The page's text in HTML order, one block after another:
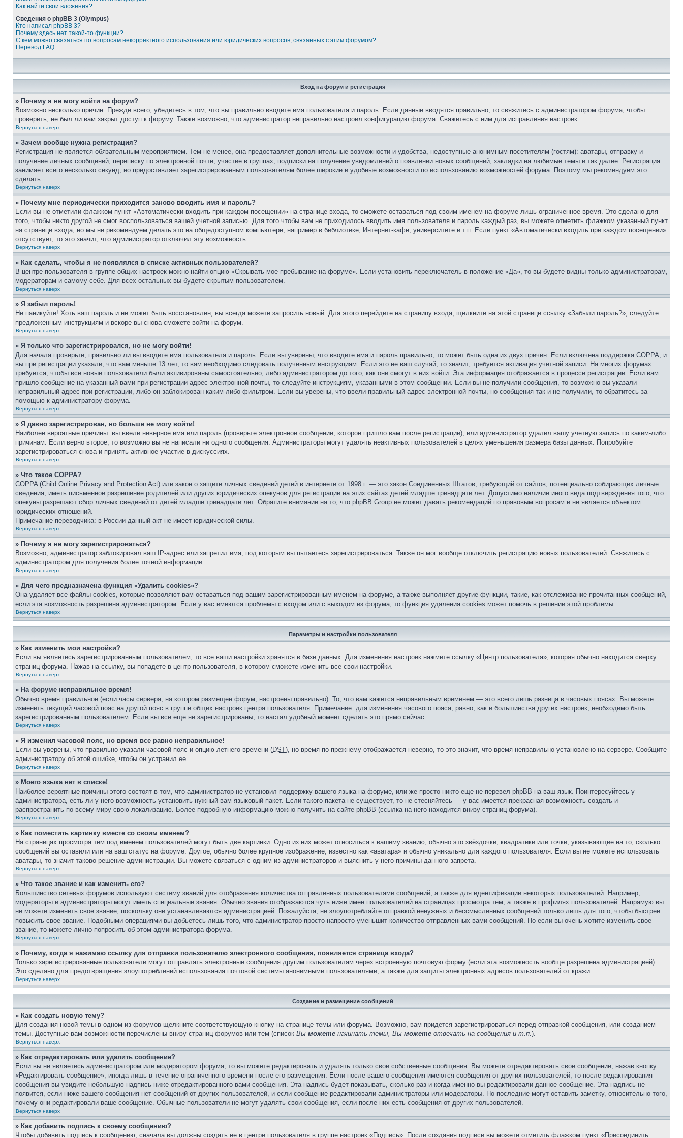
Как найти свои вложения?
Сведения о phpBB 3 (Olympus)
Кто написал phpBB 3?
Почему здесь нет такой-то функции?
С кем можно связаться по вопросам некорректного использования или юридических вопросов, связанных с этим форумом?
Перевод FAQ
Вход на форум и регистрация
» Почему я не могу войти на форум?
Возможно несколько причин. Прежде всего, убедитесь в том, что вы правильно вводите имя пользователя и пароль. Если данные вводятся правильно, то свяжитесь с администратором форума, чтобы
проверить, не был ли вам закрыт доступ к форуму. Также возможно, что администратор неправильно настроил конфигурацию форума. Свяжитесь с ним для исправления настроек.
Вернуться наверх
» Зачем вообще нужна регистрация?
Регистрация не является обязательным мероприятием. Тем не менее, она предоставляет дополнительные возможности и удобства, недоступные анонимным посетителям (гостям): аватары, отправку и
получение личных сообщений, переписку по электронной почте, участие в группах, подписки на получение уведомлений о появлении новых сообщений, закладки на любимые темы и так далее. Регистрация
занимает всего несколько секунд, но предоставляет зарегистрированным пользователям более широкие и удобные возможности по использованию возможностей форума. Поэтому мы рекомендуем это
сделать.
Вернуться наверх
» Почему мне периодически приходится заново вводить имя и пароль?
Если вы не отметили флажком пункт «Автоматически входить при каждом посещении» на странице входа, то сможете оставаться под своим именем на форуме лишь ограниченное время. Это сделано для
того, чтобы никто другой не смог воспользоваться вашей учетной записью. Для того чтобы вам не приходилось вводить имя пользователя и пароль каждый раз, вы можете отметить флажком указанный пункт
на странице входа, но мы не рекомендуем делать это на общедоступном компьютере, например в библиотеке, Интернет-кафе, университете и т.п. Если пункт «Автоматически входить при каждом посещении»
отсутствует, то это значит, что администратор отключил эту возможность.
Вернуться наверх
» Как сделать, чтобы я не появлялся в списке активных пользователей?
В центре пользователя в группе общих настроек можно найти опцию «Скрывать мое пребывание на форуме». Если установить переключатель в положение «Да», то вы будете видны только администраторам,
модераторам и самому себе. Для всех остальных вы будете скрытым пользователем.
Вернуться наверх
» Я забыл пароль!
Не паникуйте! Хоть ваш пароль и не может быть восстановлен, вы всегда можете запросить новый. Для этого перейдите на страницу входа, щелкните на этой странице ссылку «Забыли пароль?», следуйте
предложенным инструкциям и вскоре вы снова сможете войти на форум.
Вернуться наверх
» Я только что зарегистрировался, но не могу войти!
Для начала проверьте, правильно ли вы вводите имя пользователя и пароль. Если вы уверены, что вводите имя и пароль правильно, то может быть одна из двух причин. Если включена поддержка COPPA, и
вы при регистрации указали, что вам меньше 13 лет, то вам необходимо следовать полученным инструкциям. Если это не ваш случай, то значит, требуется активация учетной записи. На многих форумах
требуется, чтобы все новые пользователи были активированы самостоятельно, либо администратором до того, как они смогут в них войти. Эта информация отображается в процессе регистрации. Если вам
пришло сообщение на указанный вами при регистрации адрес электронной почты, то следуйте инструкциям, указанными в этом сообщении. Если вы не получили сообщения, то возможно вы указали
неправильный адрес при регистрации, либо он заблокирован каким-либо фильтром. Если вы уверены, что ввели правильный адрес электронной почты, но сообщения так и не получили, то обратитесь за
помощью к администратору форума.
Вернуться наверх
» Я давно зарегистрирован, но больше не могу войти!
Наиболее вероятные причины: вы ввели неверное имя или пароль (проверьте электронное сообщение, которое пришло вам после регистрации), или администратор удалил вашу учетную запись по каким-либо
причинам. Если верно второе, то возможно вы не написали ни одного сообщения. Администраторы могут удалять неактивных пользователей в целях уменьшения размера базы данных. Попробуйте
зарегистрироваться снова и принять активное участие в дискуссиях.
Вернуться наверх
» Что такое COPPA?
COPPA (Child Online Privacy and Protection Act) или закон о защите личных сведений детей в интернете от 1998 г. — это закон Соединенных Штатов, требующий от сайтов, потенциально собирающих личные
сведения, иметь письменное разрешение родителей или других юридических опекунов для регистрации на этих сайтах детей младше тринадцати лет. Допустимо наличие иного вида подтверждения того, что
опекуны разрешают сбор личных сведений от детей младше тринадцати лет. Обратите внимание на то, что phpBB Group не может давать рекомендаций по правовым вопросам и не является объектом
юридических отношений.
Примечание переводчика: в России данный акт не имеет юридической силы.
Вернуться наверх
» Почему я не могу зарегистрироваться?
Возможно, администратор заблокировал ваш IP-адрес или запретил имя, под которым вы пытаетесь зарегистрироваться. Также он мог вообще отключить регистрацию новых пользователей. Свяжитесь с
администратором для получения более точной информации.
Вернуться наверх
» Для чего предназначена функция «Удалить cookies»?
Она удаляет все файлы cookies, которые позволяют вам оставаться под вашим зарегистрированным именем на форуме, а также выполняет другие функции, такие, как отслеживание прочитанных сообщений,
если эта возможность разрешена администратором. Если у вас имеются проблемы с входом или с выходом из форума, то функция удаления cookies может помочь в решении этой проблемы.
Вернуться наверх
Параметры и настройки пользователя
» Как изменить мои настройки?
Если вы являетесь зарегистрированным пользователем, то все ваши настройки хранятся в базе данных. Для изменения настроек нажмите ссылку «Центр пользователя», которая обычно находится сверху
страниц форума. Нажав на ссылку, вы попадете в центр пользователя, в котором сможете изменить все свои настройки.
Вернуться наверх
» На форуме неправильное время!
Обычно время правильное (если часы сервера, на котором размещен форум, настроены правильно). То, что вам кажется неправильным временем — это всего лишь разница в часовых поясах. Вы можете
изменить текущий часовой пояс на другой пояс в группе общих настроек центра пользователя. Примечание: для изменения часового пояса, равно, как и большинства других настроек, необходимо быть
зарегистрированным пользователем. Если вы все еще не зарегистрированы, то настал удобный момент сделать это прямо сейчас.
Вернуться наверх
» Я изменил часовой пояс, но время все равно неправильное!
Если вы уверены, что правильно указали часовой пояс и опцию летнего времени (DST), но время по-прежнему отображается неверно, то это значит, что время неправильно установлено на сервере. Сообщите
администратору об этой ошибке, чтобы он устранил ее.
Вернуться наверх
» Моего языка нет в списке!
Наиболее вероятные причины этого состоят в том, что администратор не установил поддержку вашего языка на форуме, или же просто никто еще не перевел phpBB на ваш язык. Поинтересуйтесь у
администратора, есть ли у него возможность установить нужный вам языковый пакет. Если такого пакета не существует, то не стесняйтесь — у вас имеется прекрасная возможность создать и
распространить по всему миру свою локализацию. Более подробную информацию можно получить на сайте phpBB (ссылка на него находится внизу страниц форума).
Вернуться наверх
» Как поместить картинку вместе со своим именем?
На страницах просмотра тем под именем пользователей могут быть две картинки. Одно из них может относиться к вашему званию, обычно это звёздочки, квадратики или точки, указывающие на то, сколько
сообщений вы оставили или на ваш статус на форуме. Другое, обычно более крупное изображение, известно как «аватара» и обычно уникально для каждого пользователя. Если вы не можете использовать
аватары, то значит таково решение администрации. Вы можете связаться с одним из администраторов и выяснить у него причины данного запрета.
Вернуться наверх
» Что такое звание и как изменить его?
Большинство сетевых форумов используют систему званий для отображения количества отправленных пользователями сообщений, а также для идентификации некоторых пользователей. Например,
модераторы и администраторы могут иметь специальные звания. Обычно звания отображаются чуть ниже имен пользователей на страницах просмотра тем, а также в профилях пользователей. Напрямую вы
не можете изменить свое звание, поскольку они устанавливаются администрацией. Пожалуйста, не злоупотребляйте отправкой ненужных и бессмысленных сообщений только лишь для того, чтобы быстрее
повысить свое звание. Подобными операциями вы добьетесь лишь того, что администратор просто-напросто уменьшит количество отправленных вами сообщений. Но если вы очень хотите изменить свое
звание, то можете лично попросить об этом администратора форума.
Вернуться наверх
» Почему, когда я нажимаю ссылку для отправки пользователю электронного сообщения, появляется страница входа?
Только зарегистрированные пользователи могут отправлять электронные сообщения другим пользователям через встроенную почтовую форму (если эта возможность вообще разрешена администрацией).
Это сделано для предотвращения злоупотреблений использования почтовой системы анонимными пользователями, а также для защиты электронных адресов пользователей от кражи.
Вернуться наверх
Создание и размещение сообщений
» Как создать новую тему?
Для создания новой темы в одном из форумов щелкните соответствующую кнопку на странице темы или форума. Возможно, вам придется зарегистрироваться перед отправкой сообщения, или созданием
темы. Доступные вам возможности перечислены внизу страниц форумов или тем (список Вы можете начинать темы, Вы можете отвечать на сообщения и т.п.).
Вернуться наверх
» Как отредактировать или удалить сообщение?
Если вы не являетесь администратором или модератором форума, то вы можете редактировать и удалять только свои собственные сообщения. Вы можете отредактировать свое сообщение, нажав кнопку
«Редактировать сообщение», иногда лишь в течение ограниченного времени после его размещения. Если после вашего сообщения имеются сообщения от других пользователей, то после редактирования
сообщения вы увидите небольшую надпись ниже отредактированного вами сообщения. Эта надпись будет показывать, сколько раз и когда именно вы редактировали данное сообщение. Эта надпись не
появится, если ниже вашего сообщения нет сообщений от других пользователей, и если сообщение редактировали администраторы или модераторы. Но последние могут оставить заметку, относительно того,
почему они редактировали ваше сообщение. Обычные пользователи не могут удалять свои сообщения, если после них есть сообщения от других пользователей.
Вернуться наверх
» Как добавить подпись к своему сообщению?
Чтобы добавить подпись к сообщению, сначала вы должны создать ее в центре пользователя в группе настроек «Подпись». После создания подписи вы можете отметить флажком пункт «Присоединить